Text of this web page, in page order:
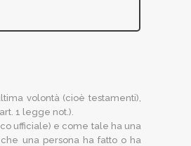
volontà (cioè testamenti),
1 legge not.).
ufficiale) e come tale ha una
una persona ha fatto o ha